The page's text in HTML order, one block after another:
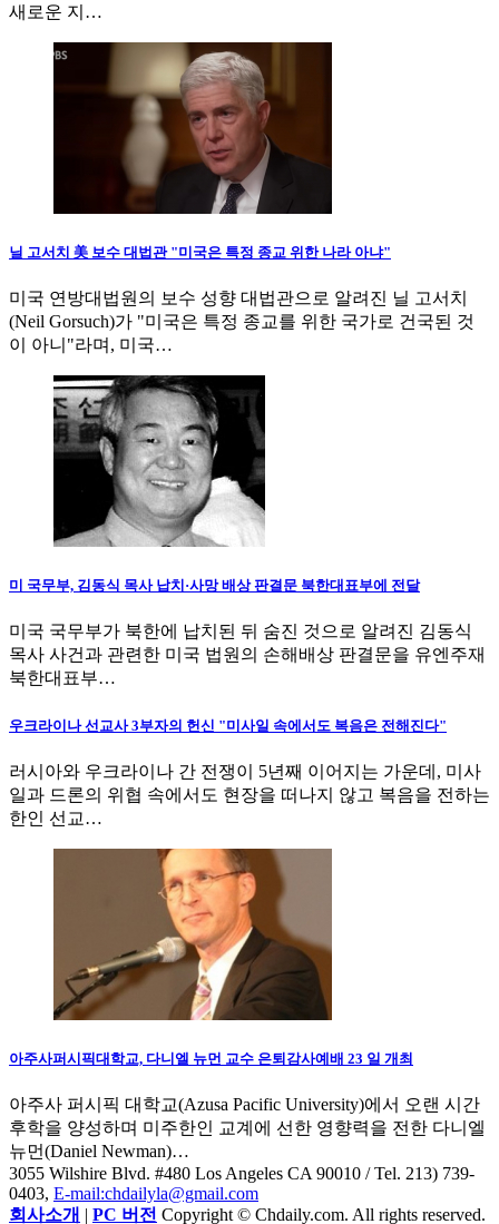
새로운 지…
닐 고서치 美 보수 대법관 "미국은 특정 종교 위한 나라 아냐"
미국 연방대법원의 보수 성향 대법관으로 알려진 닐 고서치
(Neil Gorsuch)가 "미국은 특정 종교를 위한 국가로 건국된 것
이 아니"라며, 미국…
미 국무부, 김동식 목사 납치·사망 배상 판결문 북한대표부에 전달
미국 국무부가 북한에 납치된 뒤 숨진 것으로 알려진 김동식
목사 사건과 관련한 미국 법원의 손해배상 판결문을 유엔주재
북한대표부…
우크라이나 선교사 3부자의 헌신 "미사일 속에서도 복음은 전해진다"
러시아와 우크라이나 간 전쟁이 5년째 이어지는 가운데, 미사
일과 드론의 위협 속에서도 현장을 떠나지 않고 복음을 전하는
한인 선교…
아주사퍼시픽대학교, 다니엘 뉴먼 교수 은퇴감사예배 23 일 개최
아주사 퍼시픽 대학교(Azusa Pacific University)에서 오랜 시간
후학을 양성하며 미주한인 교계에 선한 영향력을 전한 다니엘
뉴먼(Daniel Newman)…
3055 Wilshire Blvd. #480 Los Angeles CA 90010 / Tel. 213) 739-
0403, E-mail:chdailyla@gmail.com
회사소개 | PC 버전 Copyright © Chdaily.com. All rights reserved.